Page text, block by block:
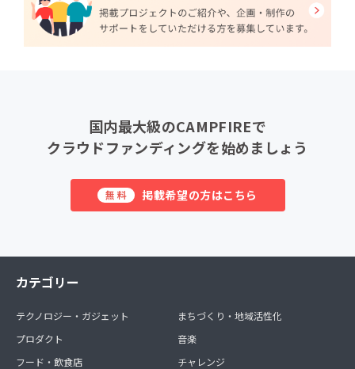
国内最大級のCAMPFIREで
クラウドファンディングを始めましょう
無料 掲載希望の方はこちら
カテゴリー
テクノロジー・ガジェット
プロダクト
フード・飲食店
まちづくり・地域活性化
音楽
チャレンジ